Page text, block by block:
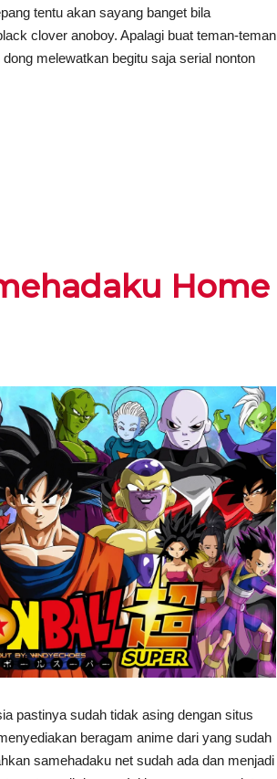
tentu akan sayang banget bila
clover anoboy. Apalagi buat teman-teman
melewatkan begitu saja serial nonton
Home
pastinya sudah tidak asing dengan situs
beragam anime dari yang sudah
samehadaku net sudah ada dan menjadi